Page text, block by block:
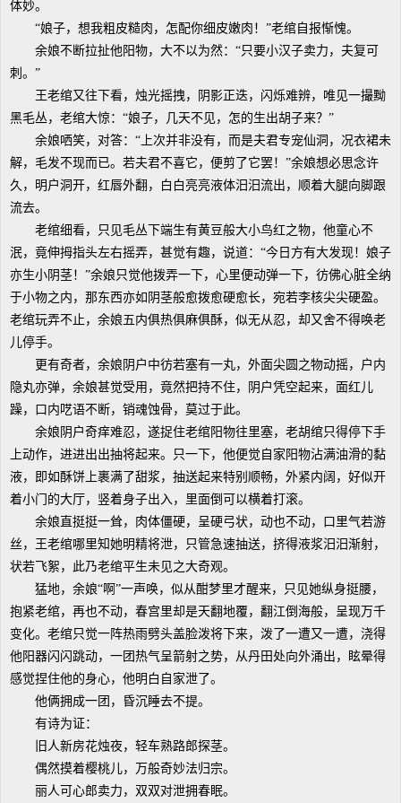
体妙。
“娘子，想我粗皮糙肉，怎配你细皮嫩肉！”老绾自报惭愧。
余娘不断拉扯他阳物，大不以为然：“只要小汉子卖力，夫复可
刺。”
王老绾又往下看，烛光摇拽，阴影正迭，闪烁难辨，唯见一撮黝
黑毛丛，老绾大惊：“娘子，几天不见，怎的生出胡子来？”
余娘哂笑，对答：“上次并非没有，而是夫君专宠仙洞，况衣裙未
解，毛发不现而已。若夫君不喜它，便剪了它罢！”余娘想必思念许
久，明户洞开，红唇外翻，白白亮亮液体汨汨流出，顺着大腿向脚跟
流去。
老绾细看，只见毛丛下端生有黄豆般大小鸟红之物，他童心不
泯，竟伸拇指头左右摇弄，甚觉有趣，说道：“今日方有大发现！娘子
亦生小阴茎！”余娘只觉他拨弄一下，心里便动弹一下，彷佛心脏全纳
于小物之内，那东西亦如阴茎般愈拨愈硬愈长，宛若李核尖尖硬盈。
老绾玩弄不止，余娘五内俱热俱麻俱酥，似无从忍，却又舍不得唤老
儿停手。
更有奇者，余娘阴户中彷若塞有一丸，外面尖圆之物动摇，户内
隐丸亦弹，余娘甚觉受用，竟然把持不住，阴户凭空起来，面红儿
躁，口内呓语不断，销魂蚀骨，莫过于此。
余娘阴户奇痒难忍，遂捉住老绾阳物往里塞，老胡绾只得停下手
上动作，进进出出抽将起来。只一下，他便觉自家阳物沾满油滑的黏
液，即如酥饼上裹满了甜浆，抽送起来特别顺畅，外紧内阔，好似开
着小门的大厅，竖着身子出入，里面倒可以横着打滚。
余娘直挺挺一耸，肉体僵硬，呈硬弓状，动也不动，口里气若游
丝，王老绾哪里知她明精将泄，只管急速抽送，挤得液浆汨汨渐射，
状若飞絮，此乃老绾平生未见之大奇观。
猛地，余娘“啊”一声唤，似从酣梦里才醒来，只见她纵身挺腰，
抱紧老绾，再也不动，春宫里却是天翻地覆，翻江倒海般，呈现万千
变化。老绾只觉一阵热雨劈头盖脸泼将下来，泼了一遭又一遭，浇得
他阳器闪闪跳动，一团热气呈箭射之势，从丹田处向外涌出，眩晕得
感觉捏住他的身心，他明白自家泄了。
他俩拥成一团，昏沉睡去不提。
有诗为证：
旧人新房花烛夜，轻车熟路郎探茎。
偶然摸着樱桃儿，万般奇妙法归宗。
丽人可心郎卖力，双双对泄拥春眠。